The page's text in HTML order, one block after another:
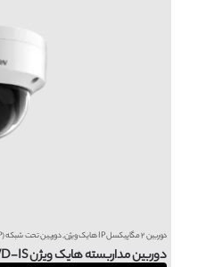
دوربین ۲ مگاپیکسل IP هایک ویژن ,دوربین تحت شبکه (IP) هایک ویژن
دوربین مداربسته هایک ویژن DS-2CD2125FHWD-IS